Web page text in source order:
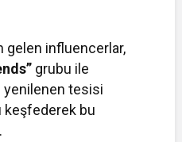
gelen influencerlar,
grubu ile
yenilenen tesisi
keşfederek bu